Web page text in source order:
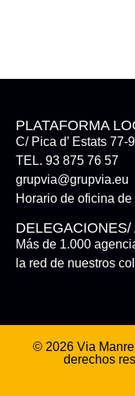
PLATAFORMA
C/ Pica d’ Estats 77-
TEL. 93 875 76 57
grupvia@grupvia.eu
Horario de oficina
Más de 1.000
la red de nuestros
© 2026 Via
derechos